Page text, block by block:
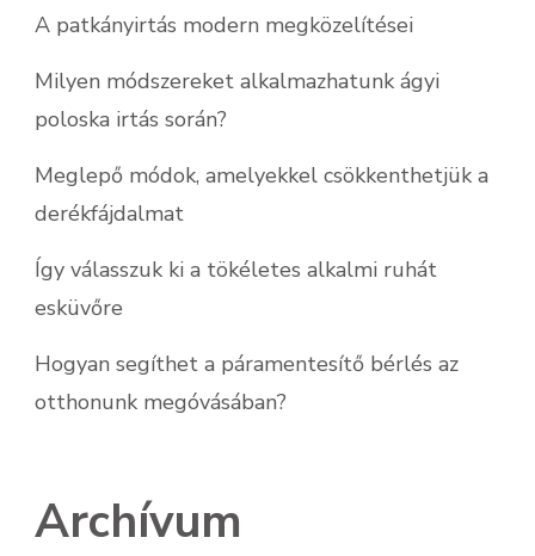
A patkányirtás modern megközelítései
Milyen módszereket alkalmazhatunk ágyi
poloska irtás során?
Meglepő módok, amelyekkel csökkenthetjük a
derékfájdalmat
Így válasszuk ki a tökéletes alkalmi ruhát
esküvőre
Hogyan segíthet a páramentesítő bérlés az
otthonunk megóvásában?
Archívum